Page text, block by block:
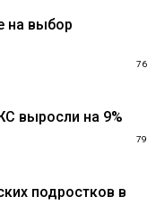
на выбор
76
выросли на 9%
79
подростков в